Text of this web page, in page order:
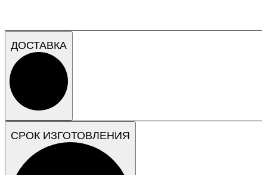
ДОСТАВКА
СРОК ИЗГОТОВЛЕНИЯ